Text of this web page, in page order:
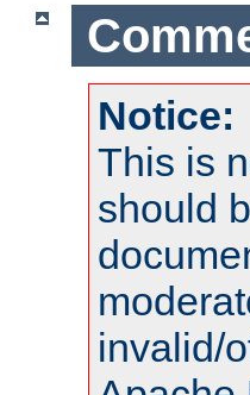
Notice:
This is
should
invalid/